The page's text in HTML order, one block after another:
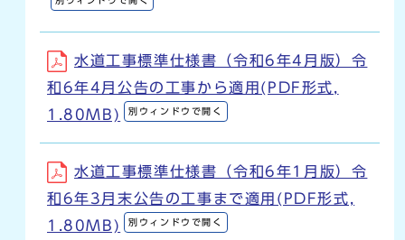
水道工事標準仕様書（令和6年4月版）令
和6年4月公告の工事から適用(PDF形式,
1.80MB)
別ウィンドウで開く
水道工事標準仕様書（令和6年1月版）令
和6年3月末公告の工事まで適用(PDF形式,
1.80MB)
別ウィンドウで開く